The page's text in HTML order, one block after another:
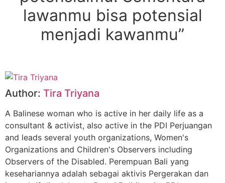
lawanmu bisa potensial
menjadi kawanmu”
Author: Tira Triyana
A Balinese woman who is active in her daily life as a
consultant & activist, also active in the PDI Perjuangan
and leads several youth organizations, Women's
Organizations and Children's Observers including
Observers of the Disabled. Perempuan Bali yang
kesehariannya adalah sebagai aktivis Pergerakan dan